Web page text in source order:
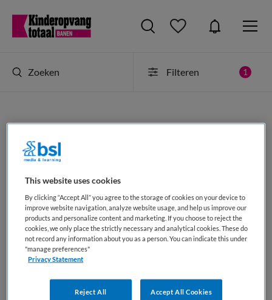
Zoeken Filteren 1
amsterdam
Pedagogisch medewerker vacatures in amsterdam. Bekijk
welke functie en werkgever je interessant vindt en
solliciteer direct op jouw nieuwe baan via Kinderopvang
Totaal. Deze resultaten alsJobAlert ontvangenof alsRSS-
feed selecteren.
This website uses cookies
By clicking “Accept All” you agree to the storage of cookies on your device to
improve website navigation, analyze website usage, and help us improve our
products and personalize content and marketing. If you choose to reject the
cookies, we only place the strictly necessary and analytical cookies. These do
not record any information about you as a person. You can indicate this under
"manage preferences"
Privacy Statement
Reject All Accept All Cookies